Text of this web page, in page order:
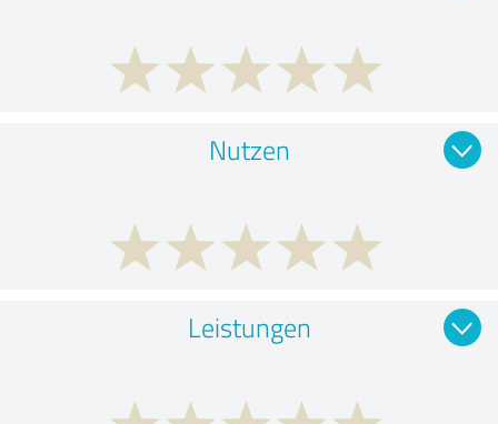
Nutzen
Leistungen